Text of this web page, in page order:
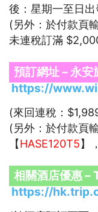
後：星期一至日
(另外：於付款頁
未連稅訂滿
預訂網址 – 永安
https://
(來回連稅：
(另外：於付款頁
【HASE120T5】
相關酒店優惠 –
https://